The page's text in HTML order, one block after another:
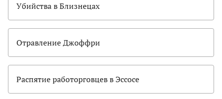
Убийства в Близнецах
Отравление Джоффри
Распятие работорговцев в Эссосе